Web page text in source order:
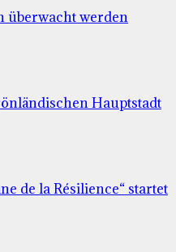
überwacht werden
Hauptstadt
de la Résilience“ startet